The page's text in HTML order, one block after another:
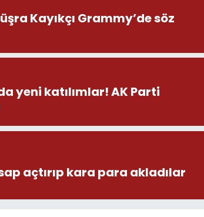
Kayıkçı Grammy’de söz
katılımlar! AK Parti
açtırıp kara para akladılar